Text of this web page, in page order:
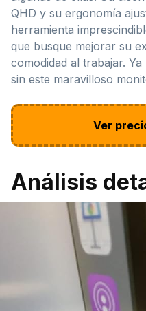
QHD y su ergonomía
herramienta
que busque mejorar su
comodidad al trabajar.
sin este maravilloso
Ver
Análisis